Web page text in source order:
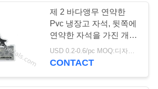
한 사기질 Pin
제 2 바다앵무 연약한
Pvc 냉장고 자석, 뒷쪽에
연약한 자석을 가진 개인
화된 냉장고 자석
USD 0.2-0.6/pc MOQ:디자인 당 100 PC
CONTACT